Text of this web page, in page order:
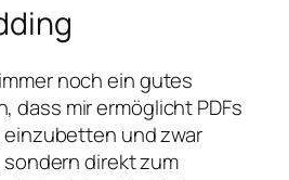
noch ein gutes
dass mir ermöglicht PDFs
und zwar
direkt zum